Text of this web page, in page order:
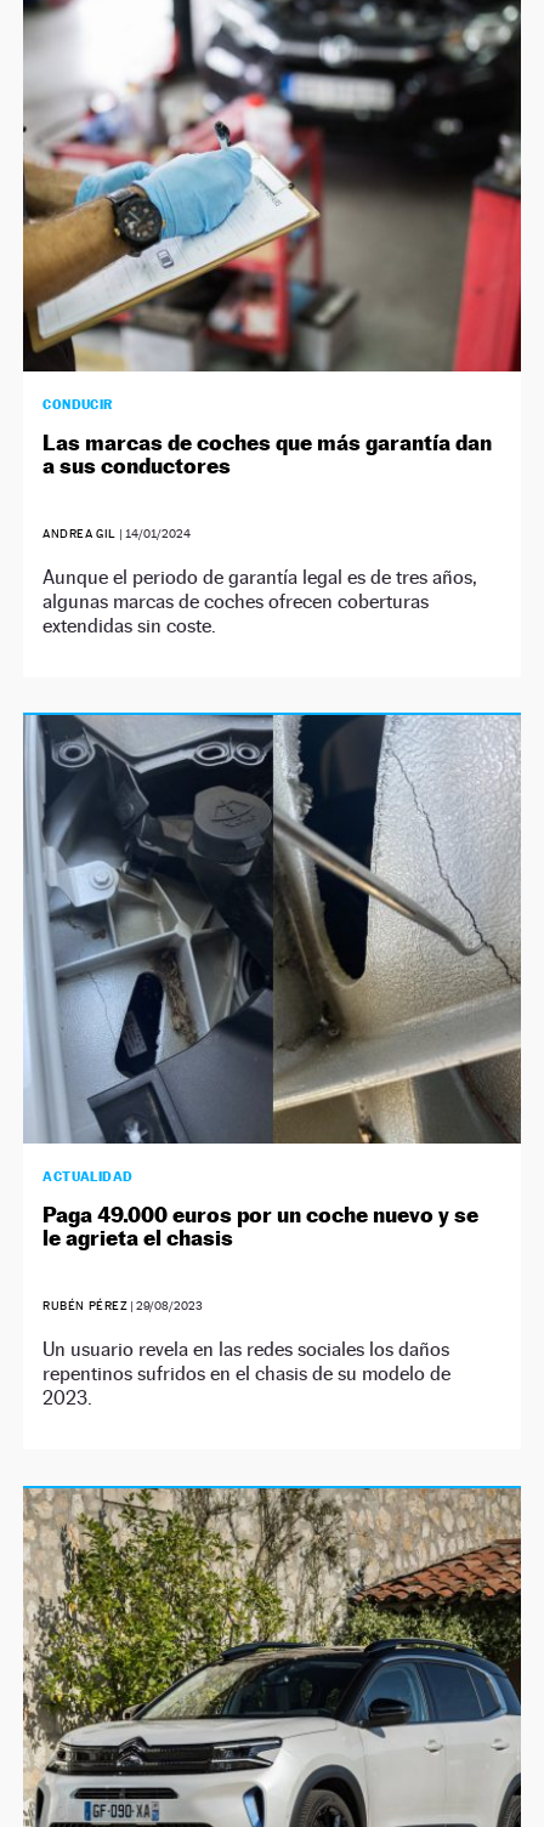
CONDUCIR
Las marcas de coches que más garantía dan
a sus conductores
ANDREA GIL | 14/01/2024
Aunque el periodo de garantía legal es de tres años,
algunas marcas de coches ofrecen coberturas
extendidas sin coste.
ACTUALIDAD
Paga 49.000 euros por un coche nuevo y se
le agrieta el chasis
RUBÉN PÉREZ |29/08/2023
Un usuario revela en las redes sociales los daños
repentinos sufridos en el chasis de su modelo de
2023.